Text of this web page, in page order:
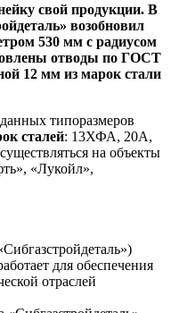
свой продукции. В
возобновил
530 мм с радиусом
отводы по ГОСТ
12 мм из марок стали
типоразмеров
сталей: 13ХФА, 20А,
на объекты
«Лукойл»,
для обеспечения
отраслей